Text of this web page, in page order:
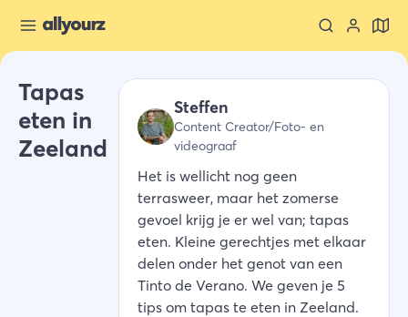
Tapas
eten in
Zeeland
Steffen
Content Creator/Foto- en
videograaf
Het is wellicht nog geen
terrasweer, maar het zomerse
gevoel krijg je er wel van; tapas
eten. Kleine gerechtjes met elkaar
delen onder het genot van een
Tinto de Verano. We geven je 5
tips om tapas te eten in Zeeland.